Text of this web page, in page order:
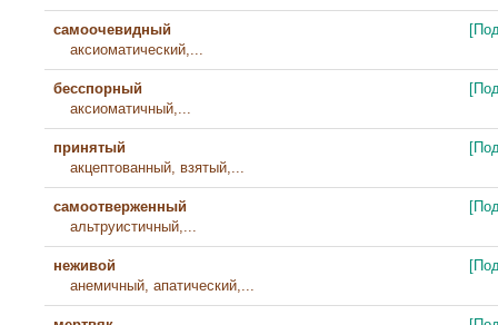
самоочевидный
аксиоматический,...
бесспорный
аксиоматичный,...
принятый
акцептованный, взятый,...
самоотверженный
альтруистичный,...
неживой
анемичный, апатический,...